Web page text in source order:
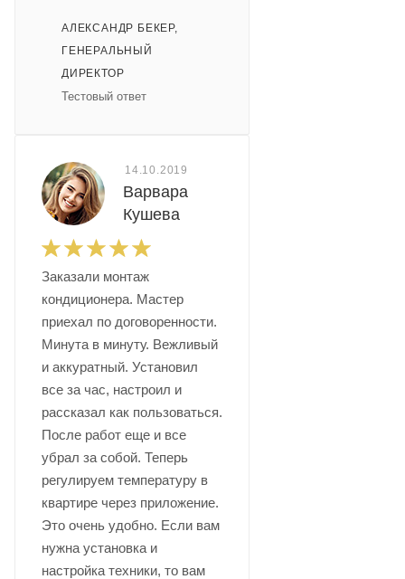
АЛЕКСАНДР БЕКЕР,
ГЕНЕРАЛЬНЫЙ
ДИРЕКТОР
Тестовый ответ
14.10.2019
Варвара
Кушева
Заказали монтаж
кондиционера. Мастер
приехал по договоренности.
Минута в минуту. Вежливый
и аккуратный. Установил
все за час, настроил и
рассказал как пользоваться.
После работ еще и все
убрал за собой. Теперь
регулируем температуру в
квартире через приложение.
Это очень удобно. Если вам
нужна установка и
настройка техники, то вам